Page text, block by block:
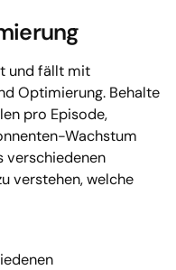
und fällt mit
Optimierung. Behalte
pro Episode,
Wachstum
verschiedenen
verstehen, welche